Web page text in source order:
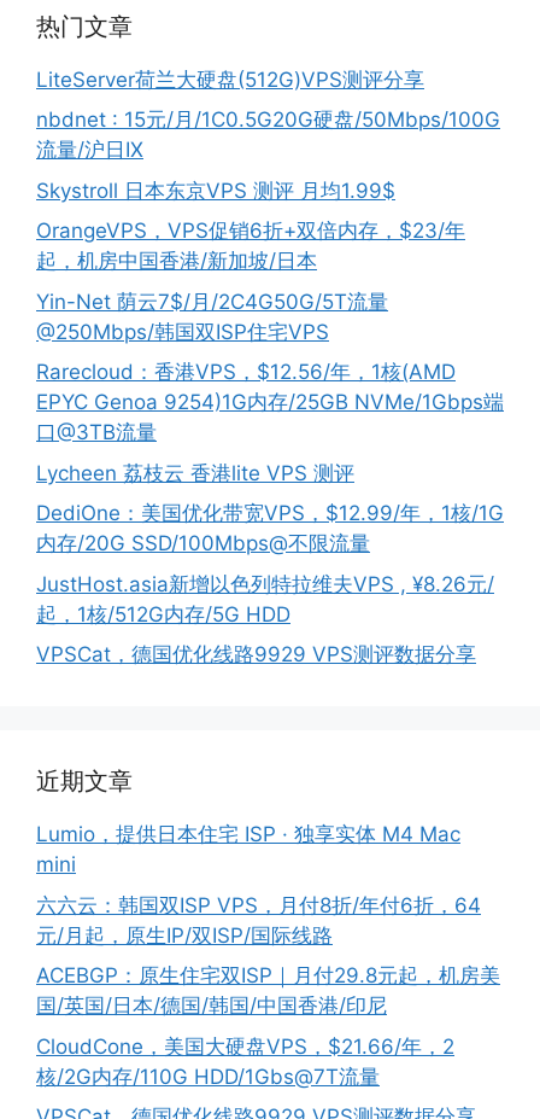
热门文章
LiteServer荷兰大硬盘(512G)VPS测评分享
nbdnet : 15元/月/1C0.5G20G硬盘/50Mbps/100G
流量/沪日IX
Skystroll 日本东京VPS 测评 月均1.99$
OrangeVPS，VPS促销6折+双倍内存，$23/年
起，机房中国香港/新加坡/日本
Yin-Net 荫云7$/月/2C4G50G/5T流量
@250Mbps/韩国双ISP住宅VPS
Rarecloud：香港VPS，$12.56/年，1核(AMD
EPYC Genoa 9254)1G内存/25GB NVMe/1Gbps端
口@3TB流量
Lycheen 荔枝云 香港lite VPS 测评
DediOne：美国优化带宽VPS，$12.99/年，1核/1G
内存/20G SSD/100Mbps@不限流量
JustHost.asia新增以色列特拉维夫VPS , ¥8.26元/
起，1核/512G内存/5G HDD
VPSCat，德国优化线路9929 VPS测评数据分享
近期文章
Lumio，提供日本住宅 ISP · 独享实体 M4 Mac
mini
六六云：韩国双ISP VPS，月付8折/年付6折，64
元/月起，原生IP/双ISP/国际线路
ACEBGP：原生住宅双ISP｜月付29.8元起，机房美
国/英国/日本/德国/韩国/中国香港/印尼
CloudCone，美国大硬盘VPS，$21.66/年，2
核/2G内存/110G HDD/1Gbs@7T流量